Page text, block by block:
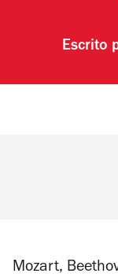
Escrito
Mozart,